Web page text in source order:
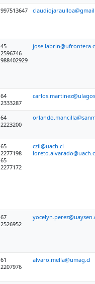
997513647
45
2596746
988402929
64
2333287
64
2223200
65
2277198
65
2277172
czil@uach.cl
67
2526952
61
2207976
alvaro.mella@umag.cl